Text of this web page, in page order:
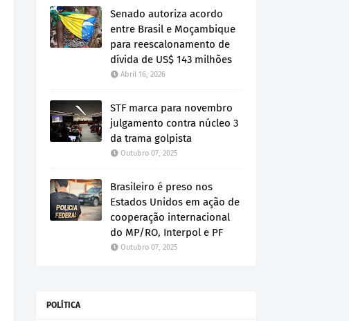
Senado autoriza acordo
entre Brasil e Moçambique
para reescalonamento de
dívida de US$ 143 milhões
Abril 16, 2026
STF marca para novembro
julgamento contra núcleo 3
da trama golpista
Outubro 07, 2025
Brasileiro é preso nos
Estados Unidos em ação de
cooperação internacional
do MP/RO, Interpol e PF
Outubro 07, 2025
POLÍTICA